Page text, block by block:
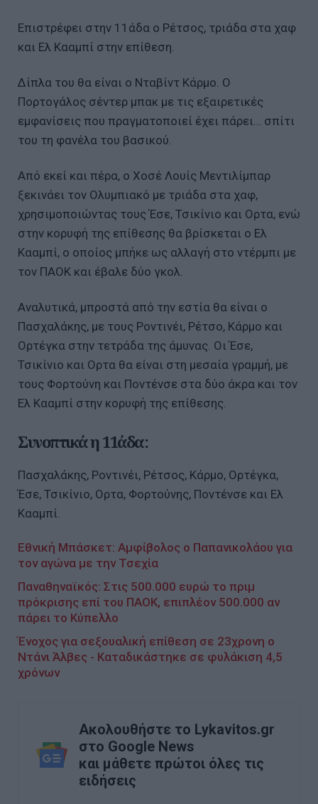
Επιστρέφει στην 11άδα ο Ρέτσος, τριάδα στα χαφ
και Ελ Κααμπί στην επίθεση.
Δίπλα του θα είναι ο Νταβίντ Κάρμο. Ο
Πορτογάλος σέντερ μπακ με τις εξαιρετικές
εμφανίσεις που πραγματοποιεί έχει πάρει… σπίτι
του τη φανέλα του βασικού.
Από εκεί και πέρα, ο Χοσέ Λουίς Μεντιλίμπαρ
ξεκινάει τον Ολυμπιακό με τριάδα στα χαφ,
χρησιμοποιώντας τους Έσε, Τσικίνιο και Ορτα, ενώ
στην κορυφή της επίθεσης θα βρίσκεται ο Ελ
Κααμπί, ο οποίος μπήκε ως αλλαγή στο ντέρμπι με
τον ΠΑΟΚ και έβαλε δύο γκολ.
Αναλυτικά, μπροστά από την εστία θα είναι ο
Πασχαλάκης, με τους Ροντινέι, Ρέτσο, Κάρμο και
Ορτέγκα στην τετράδα της άμυνας. Οι Έσε,
Τσικίνιο και Ορτα θα είναι στη μεσαία γραμμή, με
τους Φορτούνη και Ποντένσε στα δύο άκρα και τον
Ελ Κααμπί στην κορυφή της επίθεσης.
Συνοπτικά η 11άδα:
Πασχαλάκης, Ροντινέι, Ρέτσος, Κάρμο, Ορτέγκα,
Έσε, Τσικίνιο, Ορτα, Φορτούνης, Ποντένσε και Ελ
Κααμπί.
Εθνική Μπάσκετ: Αμφίβολος ο Παπανικολάου για
τον αγώνα με την Τσεχία
Παναθηναϊκός: Στις 500.000 ευρώ το πριμ
πρόκρισης επί του ΠΑΟΚ, επιπλέον 500.000 αν
πάρει το Κύπελλο
Ένοχος για σεξουαλική επίθεση σε 23χρονη ο
Ντάνι Άλβες - Καταδικάστηκε σε φυλάκιση 4,5
χρόνων
Ακολουθήστε το Lykavitos.gr
στο Google News
και μάθετε πρώτοι όλες τις
ειδήσεις